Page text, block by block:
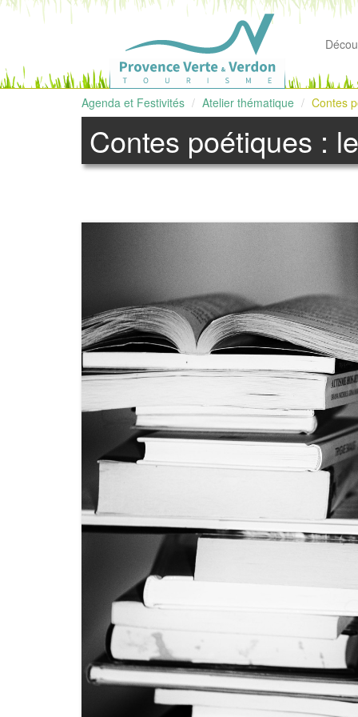
Agenda et Festivités Atelier thématique Contes
Contes poétiques :